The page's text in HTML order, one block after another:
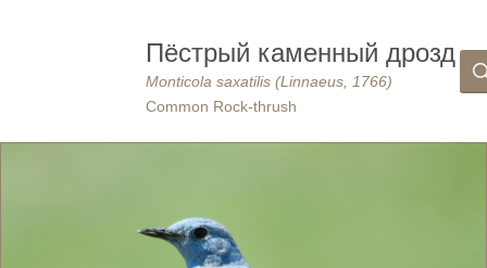
Пёстрый каменный дрозд
Monticola saxatilis (Linnaeus, 1766)
Common Rock-thrush